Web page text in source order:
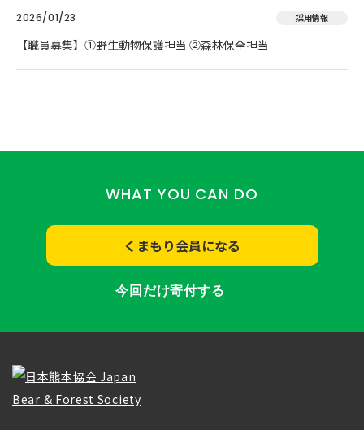
2026/01/23 採用情報
【職員募集】①野生動物保護担当 ②森林保全担当
WHAT YOU CAN DO
くまもり会員になる
今回だけ寄付する